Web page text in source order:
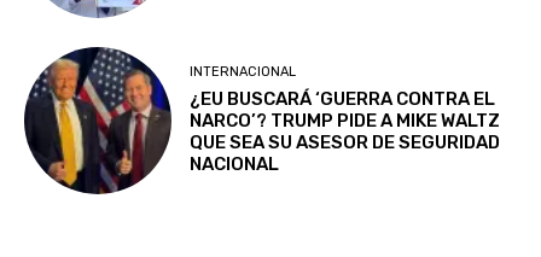
INTERNACIONAL
¿EU BUSCARÁ ‘GUERRA CONTRA EL
NARCO’? TRUMP PIDE A MIKE WALTZ
QUE SEA SU ASESOR DE SEGURIDAD
NACIONAL